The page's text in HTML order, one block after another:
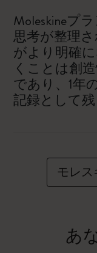
Moleskineプ
思考が整理
がより明確
くことは創
であり、1年
記録として残
モレ
あ